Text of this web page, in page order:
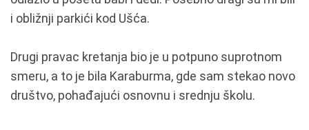
i obližnji parkići kod Ušća.
Drugi pravac kretanja bio je u potpuno suprotnom
smeru, a to je bila Karaburma, gde sam stekao novo
društvo, pohađajući osnovnu i srednju školu.